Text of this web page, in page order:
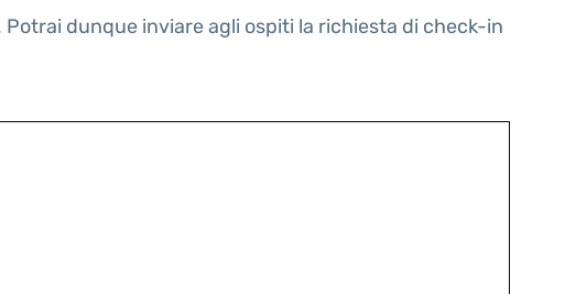
dunque inviare agli ospiti la richiesta di check-in